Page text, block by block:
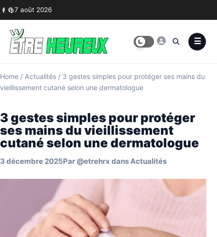
Skip to content
7 août 2026
Home / Actualités / 3 gestes simples pour protéger ses mains du
vieillissement cutané selon une dermatologue
3 gestes simples pour protéger
ses mains du vieillissement
cutané selon une dermatologue
3 décembre 2025Par @etrehrx dansActualités